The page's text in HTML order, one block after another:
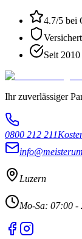
4.7/5 bei
Seit
Ihr zuverlässiger
0800 212 211
Luzern
Mo-Sa: 07:00 -